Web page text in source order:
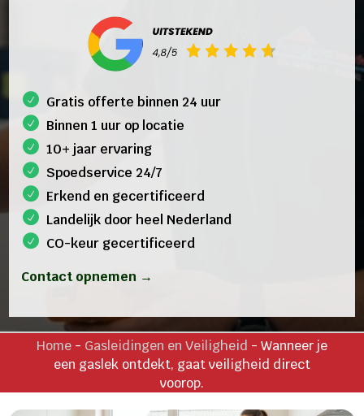
Gratis offerte binnen 24 uur
Binnen 1 uur op locatie
10+ jaar ervaring
Spoedservice 24/7
Erkend en gecertificeerd
Landelijk door heel Nederland
CO-keur gecertificeerd
Contact opnemen →
Home- Gasleidingen en Veiligheid - Wanneer je
een gaslek ontdekt, gaat veiligheid direct
voorop.